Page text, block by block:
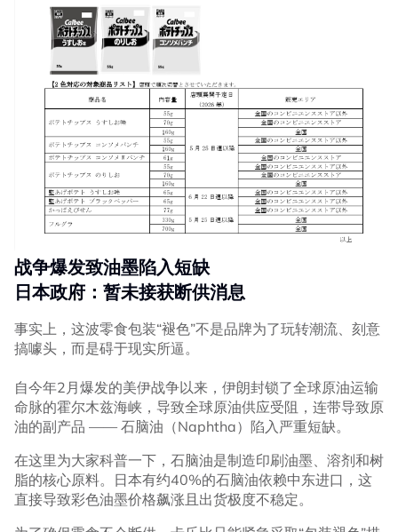
战争爆发致油墨陷入短缺
日本政府：暂未接获断供消息
事实上，这波零食包装“褪色”不是品牌为了玩转潮流、刻意
搞噱头，而是碍于现实所逼。
自今年2月爆发的美伊战争以来，伊朗封锁了全球原油运输
命脉的霍尔木兹海峡，导致全球原油供应受阻，连带导致原
油的副产品 —— 石脑油（Naphtha）陷入严重短缺。
在这里为大家科普一下，石脑油是制造印刷油墨、溶剂和树
脂的核心原料。日本有约40%的石脑油依赖中东进口，这
直接导致彩色油墨价格飙涨且出货极度不稳定。